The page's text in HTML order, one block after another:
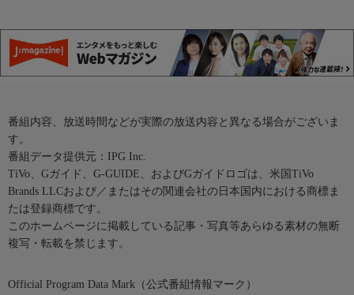
番組内容、放送時間などが実際の放送内容と異なる場合がございま
す。
番組データ提供元：IPG Inc.
TiVo、Gガイド、G-GUIDE、およびGガイドロゴは、米国TiVo
Brands LLCおよび／またはその関連会社の日本国内における商標ま
たは登録商標です。
このホームページに掲載している記事・写真等あらゆる素材の無断
複写・転載を禁じます。
Official Program Data Mark（公式番組情報マーク）